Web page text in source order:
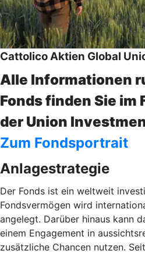
Cattolico Aktien Global
Alle Informationen
Fonds finden Sie im
der Union
Zum Fondsportrait
Anlagestrategie
Der Fonds ist ein weltweit
Fondsvermögen wird
angelegt. Darüber hinaus kann
einem Engagement in
zusätzliche Chancen nutzen.